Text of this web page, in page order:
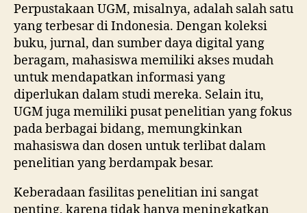
Perpustakaan UGM, misalnya, adalah salah satu
yang terbesar di Indonesia. Dengan koleksi
buku, jurnal, dan sumber daya digital yang
beragam, mahasiswa memiliki akses mudah
untuk mendapatkan informasi yang
diperlukan dalam studi mereka. Selain itu,
UGM juga memiliki pusat penelitian yang fokus
pada berbagai bidang, memungkinkan
mahasiswa dan dosen untuk terlibat dalam
penelitian yang berdampak besar.
Keberadaan fasilitas penelitian ini sangat
penting, karena tidak hanya meningkatkan